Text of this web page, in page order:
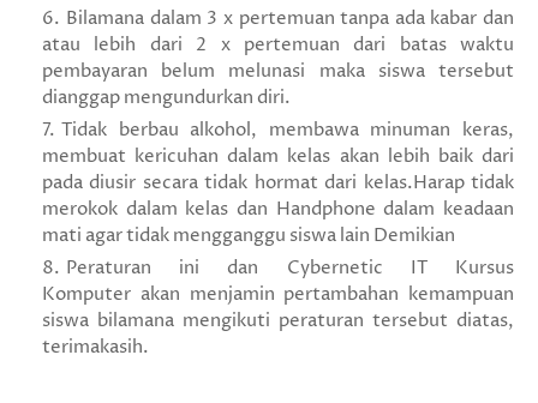
Bilamana dalam 3 x pertemuan tanpa ada kabar dan
atau lebih dari 2 x pertemuan dari batas waktu
pembayaran belum melunasi maka siswa tersebut
dianggap mengundurkan diri.
Tidak berbau alkohol, membawa minuman keras,
membuat kericuhan dalam kelas akan lebih baik dari
pada diusir secara tidak hormat dari kelas.Harap tidak
merokok dalam kelas dan Handphone dalam keadaan
mati agar tidak mengganggu siswa lain Demikian
Peraturan ini dan Cybernetic IT Kursus
Komputer akan menjamin pertambahan kemampuan
siswa bilamana mengikuti peraturan tersebut diatas,
terimakasih.